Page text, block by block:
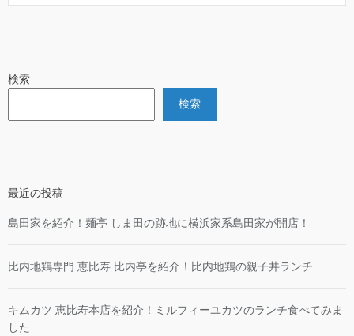
検索
検索
最近の投稿
島田家を紹介！麺亭 しま田の跡地に横浜家系島田家が開店！
比内地鶏専門 恵比寿 比内亭を紹介！比内地鶏の親子丼ランチ
キムカツ 恵比寿本店を紹介！ミルフィーユカツのランチ食べてみま
した